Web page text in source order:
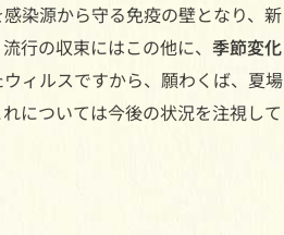
染源から守る免疫の壁となり、新
行の収束にはこの他に、 季節変化
ィルスですから、願わくば、夏場
については今後の状況を注視して